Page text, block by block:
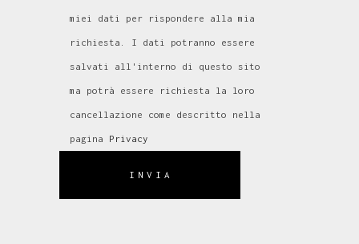
miei dati per rispondere alla mia
richiesta. I dati potranno essere
salvati all'interno di questo sito
ma potrà essere richiesta la loro
cancellazione come descritto nella
pagina Privacy
INVIA